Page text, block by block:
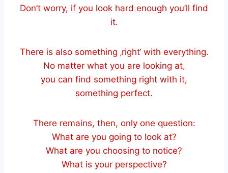
Don’t worry, if you look hard enough you’ll find
it.
There is also something ‚right‘ with everything.
No matter what you are looking at,
you can find something right with it,
something perfect.
There remains, then, only one question:
What are you going to look at?
What are you choosing to notice?
What is your perspective?